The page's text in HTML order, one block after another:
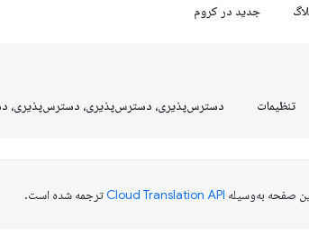
جدید در کروم
تنظیمات دسترس‌پذیری، دسترس‌پذیری، دسترس‌پذیری،
صفحه به‌وسیله ترجمه شده است.